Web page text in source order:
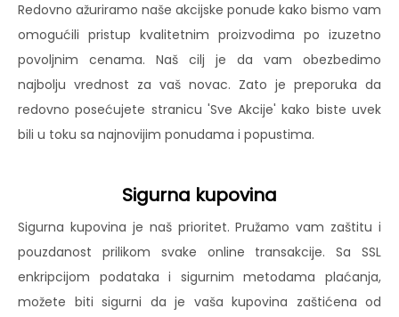
Redovno ažuriramo naše akcijske ponude kako bismo vam
omogućili pristup kvalitetnim proizvodima po izuzetno
povoljnim cenama. Naš cilj je da vam obezbedimo
najbolju vrednost za vaš novac. Zato je preporuka da
redovno posećujete stranicu 'Sve Akcije' kako biste uvek
bili u toku sa najnovijim ponudama i popustima.
Sigurna kupovina
Sigurna kupovina je naš prioritet. Pružamo vam zaštitu i
pouzdanost prilikom svake online transakcije. Sa SSL
enkripcijom podataka i sigurnim metodama plaćanja,
možete biti sigurni da je vaša kupovina zaštićena od